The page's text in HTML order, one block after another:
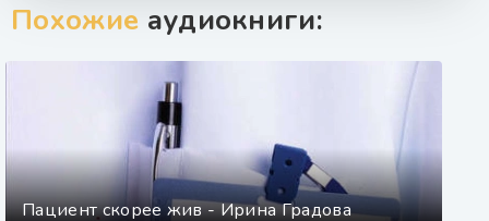
Похожие аудиокниги:
Пациент скорее жив - Ирина Градова